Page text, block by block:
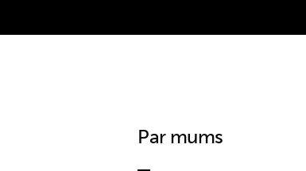
Par mums